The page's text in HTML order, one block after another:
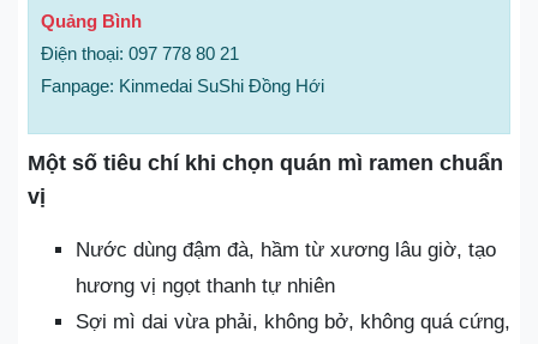
Quảng Bình
Điện thoại: 097 778 80 21
Fanpage: Kinmedai SuShi Đồng Hới
Một số tiêu chí khi chọn quán mì ramen chuẩn
vị
Nước dùng đậm đà, hầm từ xương lâu giờ, tạo
hương vị ngọt thanh tự nhiên
Sợi mì dai vừa phải, không bở, không quá cứng,